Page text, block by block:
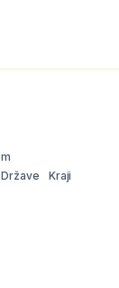
Države
Kraji